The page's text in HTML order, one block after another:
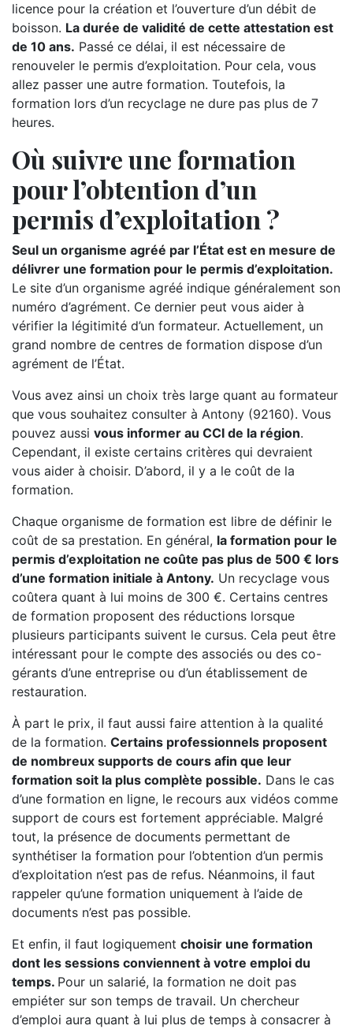
licence pour la création et l’ouverture d’un débit de
boisson. La durée de validité de cette attestation est
de 10 ans. Passé ce délai, il est nécessaire de
renouveler le permis d’exploitation. Pour cela, vous
allez passer une autre formation. Toutefois, la
formation lors d’un recyclage ne dure pas plus de 7
heures.
Où suivre une formation
pour l’obtention d’un
permis d’exploitation ?
Seul un organisme agréé par l’État est en mesure de
délivrer une formation pour le permis d’exploitation.
Le site d’un organisme agréé indique généralement son
numéro d’agrément. Ce dernier peut vous aider à
vérifier la légitimité d’un formateur. Actuellement, un
grand nombre de centres de formation dispose d’un
agrément de l’État.
Vous avez ainsi un choix très large quant au formateur
que vous souhaitez consulter à Antony (92160). Vous
pouvez aussi vous informer au CCI de la région.
Cependant, il existe certains critères qui devraient
vous aider à choisir. D’abord, il y a le coût de la
formation.
Chaque organisme de formation est libre de définir le
coût de sa prestation. En général, la formation pour le
permis d’exploitation ne coûte pas plus de 500 € lors
d’une formation initiale à Antony. Un recyclage vous
coûtera quant à lui moins de 300 €. Certains centres
de formation proposent des réductions lorsque
plusieurs participants suivent le cursus. Cela peut être
intéressant pour le compte des associés ou des co-
gérants d’une entreprise ou d’un établissement de
restauration.
À part le prix, il faut aussi faire attention à la qualité
de la formation. Certains professionnels proposent
de nombreux supports de cours afin que leur
formation soit la plus complète possible. Dans le cas
d’une formation en ligne, le recours aux vidéos comme
support de cours est fortement appréciable. Malgré
tout, la présence de documents permettant de
synthétiser la formation pour l’obtention d’un permis
d’exploitation n’est pas de refus. Néanmoins, il faut
rappeler qu’une formation uniquement à l’aide de
documents n’est pas possible.
Et enfin, il faut logiquement choisir une formation
dont les sessions conviennent à votre emploi du
temps. Pour un salarié, la formation ne doit pas
empiéter sur son temps de travail. Un chercheur
d’emploi aura quant à lui plus de temps à consacrer à